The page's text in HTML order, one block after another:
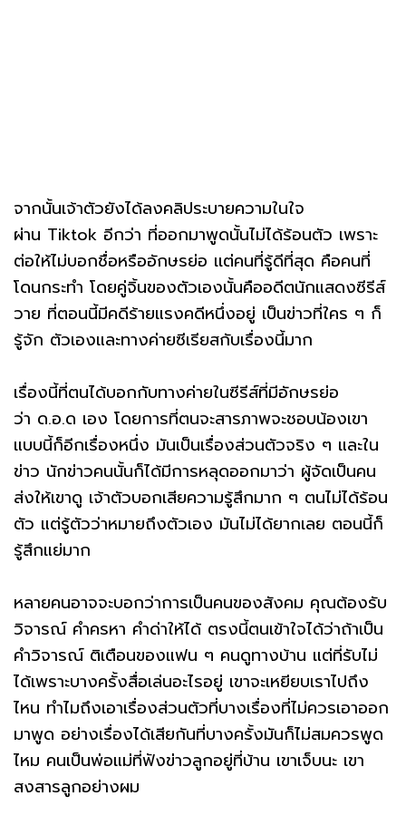
จากนั้นเจ้าตัวยังได้ลงคลิประบายความในใจ
ผ่าน Tiktok อีกว่า ที่ออกมาพูดนั้นไม่ได้ร้อนตัว เพราะ
ต่อให้ไม่บอกชื่อหรืออักษรย่อ เเต่คนที่รู้ดีที่สุด คือคนที่
โดนกระทำ โดยคู่จิ้นของตัวเองนั้นคืออดีตนักแสดงซีรีส์
วาย ที่ตอนนี้มีคดีร้ายแรงคดีหนึ่งอยู่ เป็นข่าวที่ใคร ๆ ก็
รู้จัก ตัวเองและทางค่ายซีเรียสกับเรื่องนี้มาก
เรื่องนี้ที่ตนได้บอกกับทางค่ายในซีรีส์ที่มีอักษรย่อ
ว่า ด.อ.ด เอง โดยการที่ตนจะสารภาพจะชอบน้องเขา
แบบนี้ก็อีกเรื่องหนึ่ง มันเป็นเรื่องส่วนตัวจริง ๆ และใน
ข่าว นักข่าวคนนั้นก็ได้มีการหลุดออกมาว่า ผู้จัดเป็นคน
ส่งให้เขาดู เจ้าตัวบอกเสียความรู้สึกมาก ๆ ตนไม่ได้ร้อน
ตัว แต่รู้ตัวว่าหมายถึงตัวเอง มันไม่ได้ยากเลย ตอนนี้ก็
รู้สึกแย่มาก
หลายคนอาจจะบอกว่าการเป็นคนของสังคม คุณต้องรับ
วิจารณ์ คำครหา คำด่าให้ได้ ตรงนี้ตนเข้าใจได้ว่าถ้าเป็น
คำวิจารณ์ ติเตือนของแฟน ๆ คนดูทางบ้าน แต่ที่รับไม่
ได้เพราะบางครั้งสื่อเล่นอะไรอยู่ เขาจะเหยียบเราไปถึง
ไหน ทำไมถึงเอาเรื่องส่วนตัวที่บางเรื่องที่ไม่ควรเอาออก
มาพูด อย่างเรื่องได้เสียกันที่บางครั้งมันก็ไม่สมควรพูด
ไหม คนเป็นพ่อแม่ที่ฟังข่าวลูกอยู่ที่บ้าน เขาเจ็บนะ เขา
สงสารลูกอย่างผม